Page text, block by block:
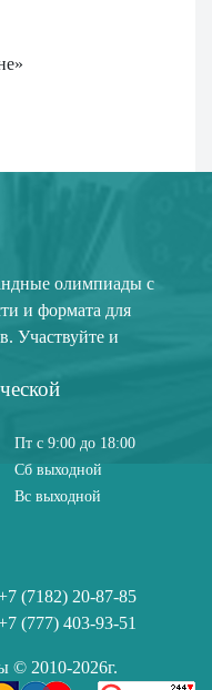
олимпиады с
и формата для
Участвуйте и
Пт с 9:00 до 18:00
Сб выходной
Вс выходной
(7182) 20-87-85
(777) 403-93-51
© 2010-2026г.